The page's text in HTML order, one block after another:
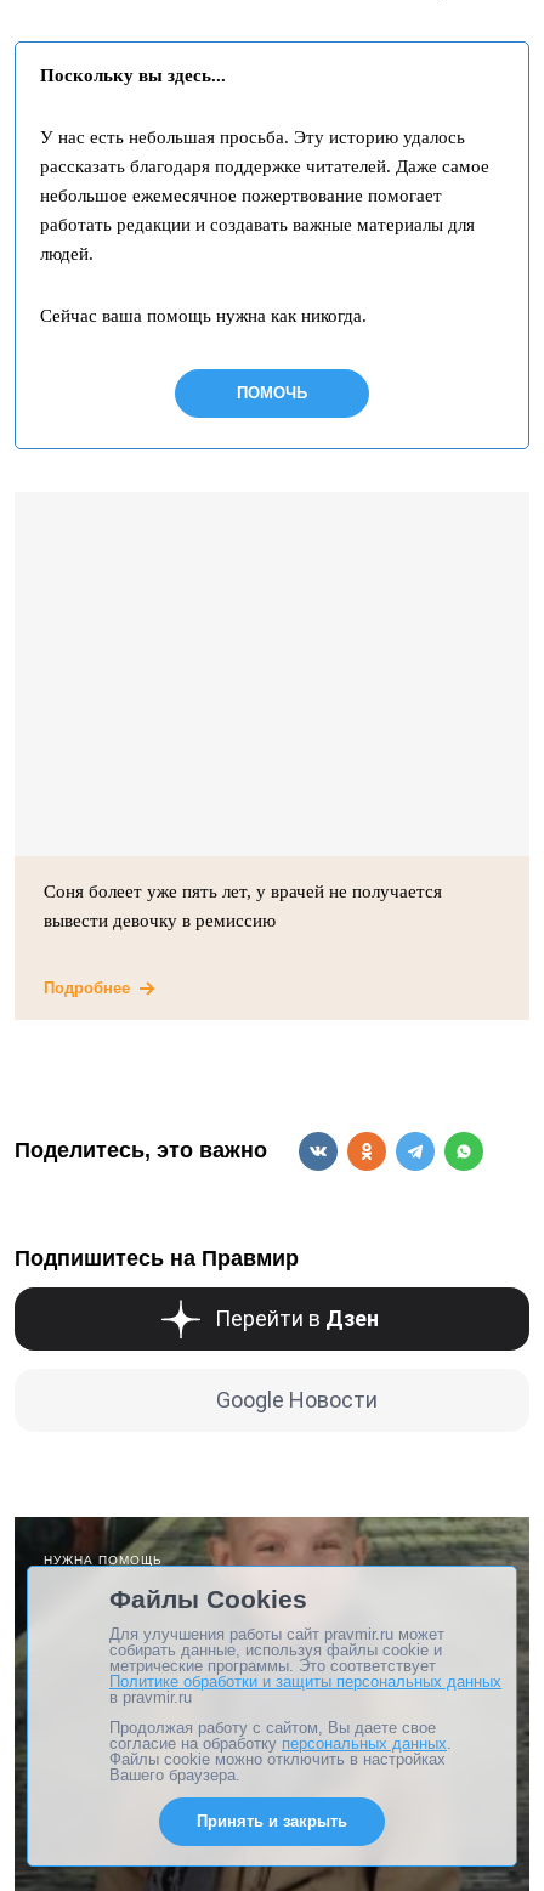
Поскольку вы здесь...
У нас есть небольшая просьба. Эту историю удалось
рассказать благодаря поддержке читателей. Даже самое
небольшое ежемесячное пожертвование помогает
работать редакции и создавать важные материалы для
людей.
Сейчас ваша помощь нужна как никогда.
ПОМОЧЬ
Соня болеет уже пять лет, у врачей не получается
вывести девочку в ремиссию
Подробнее
Поделитесь, это важно
Подпишитесь на Правмир
Перейти в Дзен
Google Новости
НУЖНА ПОМОЩЬ
Файлы Cookies
Для улучшения работы сайт pravmir.ru может
собирать данные, используя файлы cookie и
метрические программы. Это соответствует
Политике обработки и защиты персональных данных
в pravmir.ru
Продолжая работу с сайтом, Вы даете свое
согласие на обработку персональных данных.
Файлы cookie можно отключить в настройках
Вашего браузера.
Принять и закрыть